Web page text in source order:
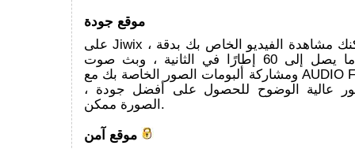
موقع جودة
على Jiwix ، يمكنك مشاهدة الفيديو الخاص بك بدقة Full HD 1080
مع ما يصل إلى 60 إطارًا في الثانية ، وبث صوت HQ المتدفق
ومشاركة ألبومات الصور الخاصة بك مع AUDIO Full HD slideshow
، وحتى تحميل الصور عالية الوضوح للحصول على أفضل جودة
الصورة ممكن.